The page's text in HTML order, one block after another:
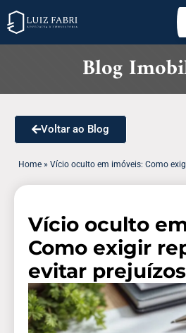
Blog
Voltar ao Blog
Home» Vício oculto em imóveis: Como
Vício oculto
Como exigir
evitar prejuízos